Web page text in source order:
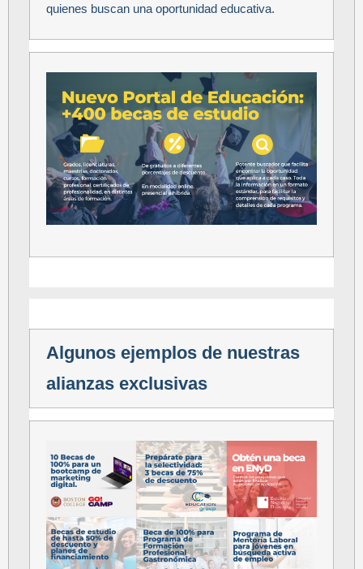
quienes buscan una oportunidad educativa.
Algunos ejemplos de nuestras
alianzas exclusivas